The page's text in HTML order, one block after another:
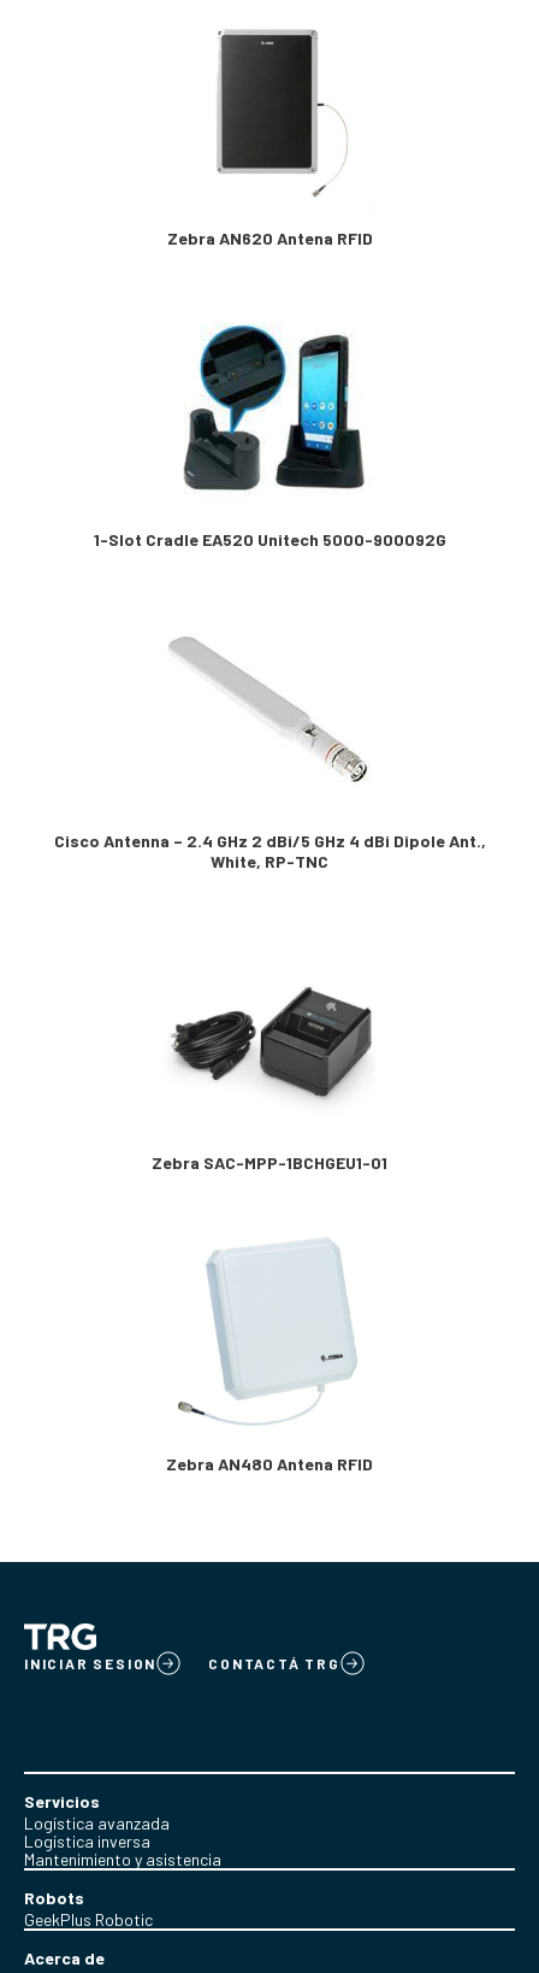
Zebra AN620 Antena RFID
1-Slot Cradle EA520 Unitech 5000-900092G
Cisco Antenna – 2.4 GHz 2 dBi/5 GHz 4 dBi Dipole Ant.,
White, RP-TNC
Zebra SAC-MPP-1BCHGEU1-01
Zebra AN480 Antena RFID
INICIAR SESION CONTACTÁ TRG
Servicios
Logística avanzada
Logística inversa
Mantenimiento y asistencia
Robots
GeekPlus Robotic
Acerca de